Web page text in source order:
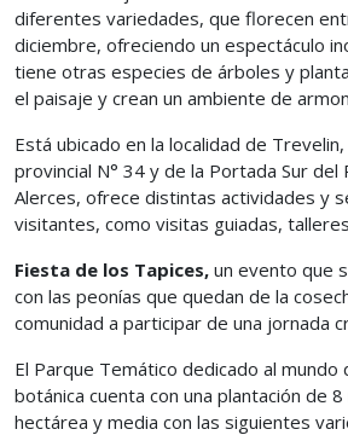
diferentes variedades, que florecen
diciembre, ofreciendo un espectáculo
tiene otras especies de árboles y
el paisaje y crean un ambiente de
Está ubicado en la localidad de
provincial N° 34 y de la Portada Sur del
Alerces, ofrece distintas actividades y
visitantes, como visitas guiadas,
Fiesta de los Tapices, un evento que
con las peonías que quedan de la
comunidad a participar de una jornada
El Parque Temático dedicado al mundo
botánica cuenta con una plantación de
hectárea y media con las siguientes